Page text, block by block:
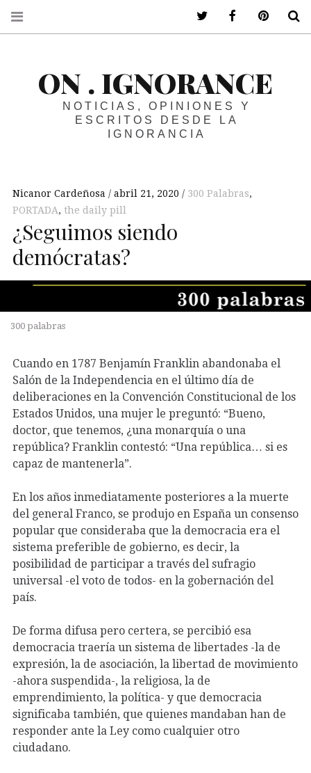
ON . IGNORANCE
NOTICIAS, OPINIONES Y
ESCRITOS DESDE LA
IGNORANCIA
Nicanor Cardeñosa abril 21, 2020 300 Palabras,
PORTADA, the daily pill
¿Seguimos siendo
demócratas?
300 palabras
Cuando en 1787 Benjamín Franklin abandonaba el
Salón de la Independencia en el último día de
deliberaciones en la Convención Constitucional de los
Estados Unidos, una mujer le preguntó: “Bueno,
doctor, que tenemos, ¿una monarquía o una
república? Franklin contestó: “Una república… si es
capaz de mantenerla”.
En los años inmediatamente posteriores a la muerte
del general Franco, se produjo en España un consenso
popular que consideraba que la democracia era el
sistema preferible de gobierno, es decir, la
posibilidad de participar a través del sufragio
universal -el voto de todos- en la gobernación del
país.
De forma difusa pero certera, se percibió esa
democracia traería un sistema de libertades -la de
expresión, la de asociación, la libertad de movimiento
-ahora suspendida-, la religiosa, la de
emprendimiento, la política- y que democracia
significaba también, que quienes mandaban han de
responder ante la Ley como cualquier otro
ciudadano.
ir a mi twitterir a mi facebook
ir a mi